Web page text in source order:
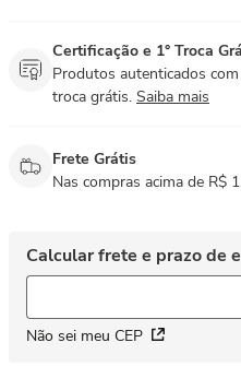
Certificação e 1° Troca
Produtos autenticados
troca grátis. Saiba mais
Frete Grátis
Nas compras acima de R$
Não sei meu CEP